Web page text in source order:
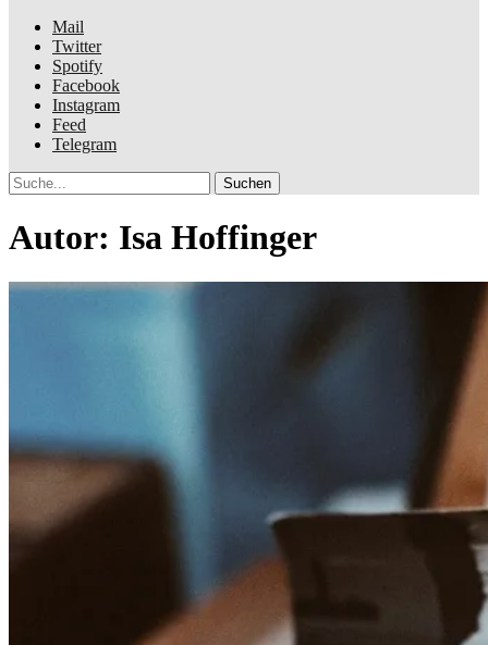
Mail
Twitter
Spotify
Facebook
Instagram
Feed
Telegram
Suche
Autor: Isa Hoffinger